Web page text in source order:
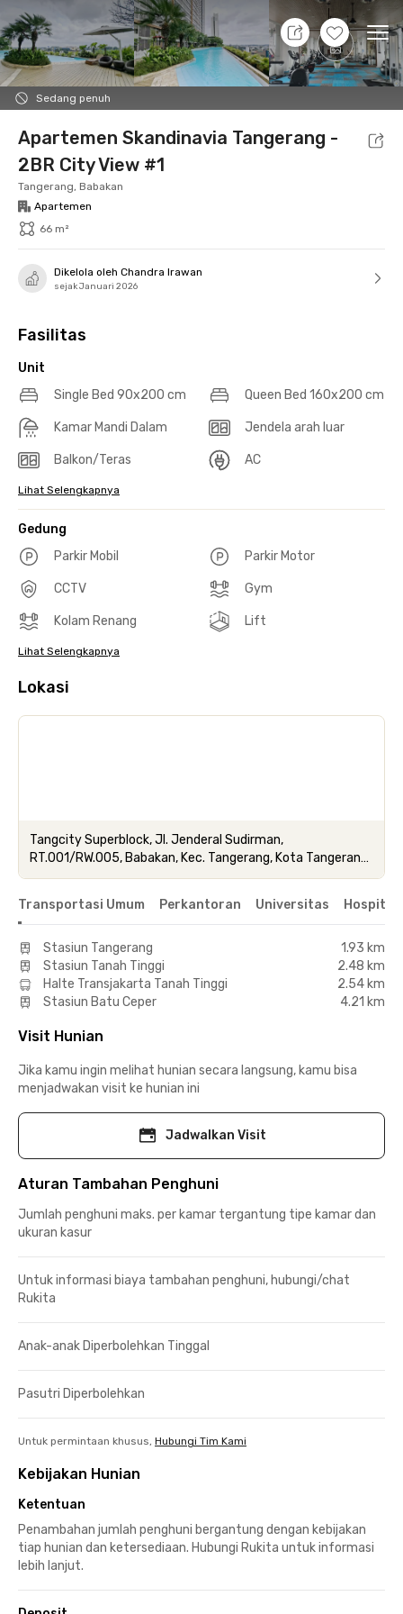
+15
Sedang penuh
9 Agt 26 - Belum tahu
Foto Fasilitas bersama Lokasi Aturan
Apartemen Skandinavia Tangerang -
2BR City View #1
Tangerang, Babakan
Apartemen
66 m²
Dikelola oleh Chandra Irawan
sejak Januari 2026
Fasilitas
Unit
Single Bed 90x200 cm
Queen Bed 160x200 cm
Kamar Mandi Dalam Jendela arah luar
Balkon/Teras AC
Lihat Selengkapnya
Gedung
Parkir Mobil
Parkir Motor
CCTV Gym
Kolam Renang Lift
Lihat Selengkapnya
Lokasi
Tangcity Superblock, Jl. Jenderal Sudirman,
RT.001/RW.005, Babakan, Kec. Tangerang, Kota Tangerang,
Banten
Transportasi Umum
Perkantoran Universitas Hospital
Stasiun Tangerang
1.93 km
Stasiun Tanah Tinggi
2.48 km
Halte Transjakarta Tanah Tinggi
2.54 km
Stasiun Batu Ceper
4.21 km
Visit Hunian
Jika kamu ingin melihat hunian secara langsung, kamu bisa
menjadwakan visit ke hunian ini
Jadwalkan Visit
Aturan Tambahan Penghuni
Jumlah penghuni maks. per kamar tergantung tipe kamar dan
ukuran kasur
Untuk informasi biaya tambahan penghuni, hubungi/chat
Rukita
Anak-anak Diperbolehkan Tinggal
Pasutri Diperbolehkan
Untuk permintaan khusus, Hubungi Tim Kami
Kebijakan Hunian
Ketentuan
Penambahan jumlah penghuni bergantung dengan kebijakan
tiap hunian dan ketersediaan. Hubungi Rukita untuk informasi
lebih lanjut.